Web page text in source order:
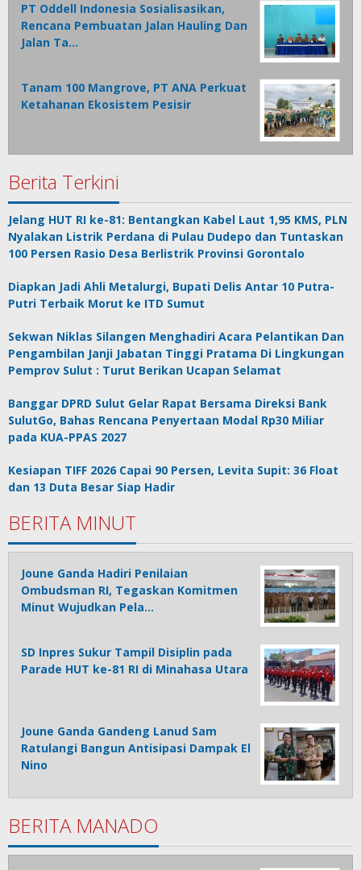
PT Oddell Indonesia Sosialisasikan,
Rencana Pembuatan Jalan Hauling Dan
Jalan Ta…
Tanam 100 Mangrove, PT ANA Perkuat
Ketahanan Ekosistem Pesisir
Berita Terkini
Jelang HUT RI ke-81: Bentangkan Kabel Laut 1,95 KMS, PLN
Nyalakan Listrik Perdana di Pulau Dudepo dan Tuntaskan
100 Persen Rasio Desa Berlistrik Provinsi Gorontalo
Diapkan Jadi Ahli Metalurgi, Bupati Delis Antar 10 Putra-
Putri Terbaik Morut ke ITD Sumut
Sekwan Niklas Silangen Menghadiri Acara Pelantikan Dan
Pengambilan Janji Jabatan Tinggi Pratama Di Lingkungan
Pemprov Sulut : Turut Berikan Ucapan Selamat
Banggar DPRD Sulut Gelar Rapat Bersama Direksi Bank
SulutGo, Bahas Rencana Penyertaan Modal Rp30 Miliar
pada KUA-PPAS 2027
Kesiapan TIFF 2026 Capai 90 Persen, Levita Supit: 36 Float
dan 13 Duta Besar Siap Hadir
BERITA MINUT
Joune Ganda Hadiri Penilaian
Ombudsman RI, Tegaskan Komitmen
Minut Wujudkan Pela…
SD Inpres Sukur Tampil Disiplin pada
Parade HUT ke-81 RI di Minahasa Utara
Joune Ganda Gandeng Lanud Sam
Ratulangi Bangun Antisipasi Dampak El
Nino
BERITA MANADO